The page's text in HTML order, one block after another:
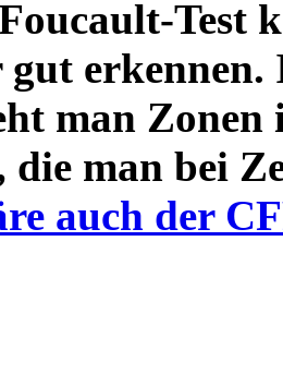
Test
man Zonen
die man bei
auch der